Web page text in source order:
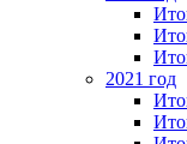
2021 год